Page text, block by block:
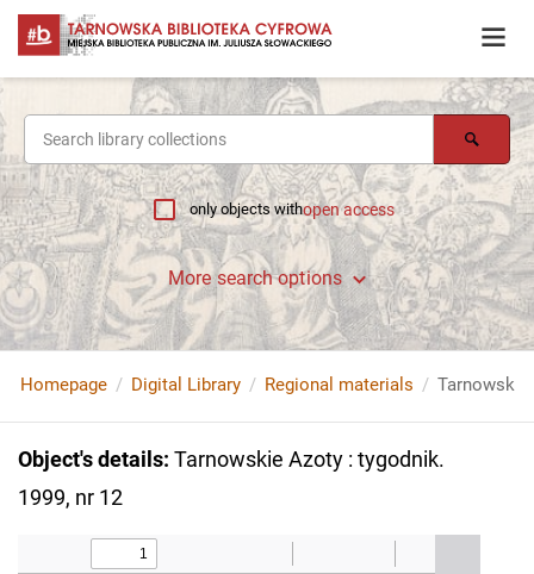
only objects withopen access
More search options
Homepage Digital Library Regional materials Tarnowskie
Object's details: Tarnowskie Azoty : tygodnik.
1999, nr 12